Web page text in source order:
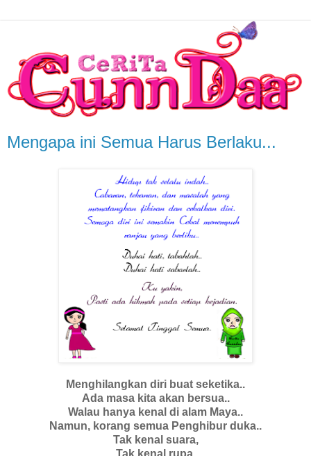
Mengapa ini Semua Harus Berlaku...
Menghilangkan diri buat seketika..
Ada masa kita akan bersua..
Walau hanya kenal di alam Maya..
Namun, korang semua Penghibur duka..
Tak kenal suara,
Tak kenal rupa,